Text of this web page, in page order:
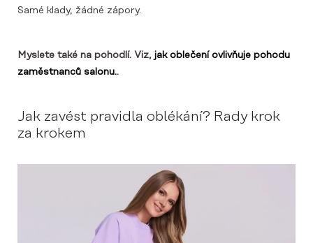
Samé klady, žádné zápory.
Myslete také na pohodlí. Viz, jak oblečení ovlivňuje pohodu
zaměstnanců salonu..
Jak zavést pravidla oblékání? Rady krok
za krokem